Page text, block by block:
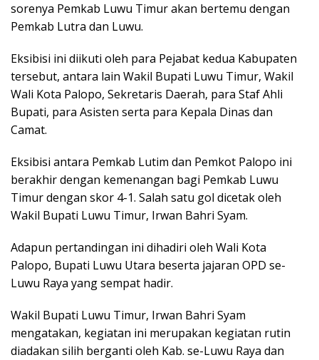
sorenya Pemkab Luwu Timur akan bertemu dengan
Pemkab Lutra dan Luwu.
Eksibisi ini diikuti oleh para Pejabat kedua Kabupaten
tersebut, antara lain Wakil Bupati Luwu Timur, Wakil
Wali Kota Palopo, Sekretaris Daerah, para Staf Ahli
Bupati, para Asisten serta para Kepala Dinas dan
Camat.
Eksibisi antara Pemkab Lutim dan Pemkot Palopo ini
berakhir dengan kemenangan bagi Pemkab Luwu
Timur dengan skor 4-1. Salah satu gol dicetak oleh
Wakil Bupati Luwu Timur, Irwan Bahri Syam.
Adapun pertandingan ini dihadiri oleh Wali Kota
Palopo, Bupati Luwu Utara beserta jajaran OPD se-
Luwu Raya yang sempat hadir.
Wakil Bupati Luwu Timur, Irwan Bahri Syam
mengatakan, kegiatan ini merupakan kegiatan rutin
diadakan silih berganti oleh Kab. se-Luwu Raya dan